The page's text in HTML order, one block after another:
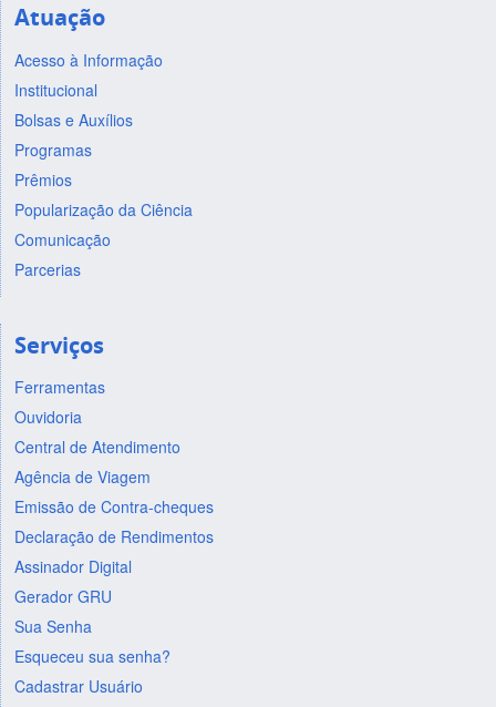
Atuação
Acesso à Informação
Institucional
Bolsas e Auxílios
Programas
Prêmios
Popularização da Ciência
Comunicação
Parcerias
Serviços
Ferramentas
Ouvidoria
Central de Atendimento
Agência de Viagem
Emissão de Contra-cheques
Declaração de Rendimentos
Assinador Digital
Gerador GRU
Sua Senha
Esqueceu sua senha?
Cadastrar Usuário